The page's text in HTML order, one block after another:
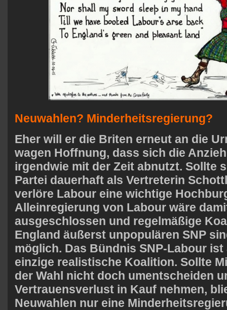
Neuwahlen? Minderheitsregierung?
Eher will er die Briten erneut an die
wagen Hoffnung, dass sich die
irgendwie mit der Zeit abnutzt. Sollte
Partei dauerhaft als Vertreterin
verlöre Labour eine wichtige
Alleinregierung von Labour wäre
ausgeschlossen und regelmäßige
England äußerst unpopulären SNP
möglich. Das Bündnis SNP-​Labour
einzige realistische Koalition. Sollte
der Wahl nicht doch umentscheiden
Vertrauensverlust in Kauf nehmen,
Neuwahlen nur eine